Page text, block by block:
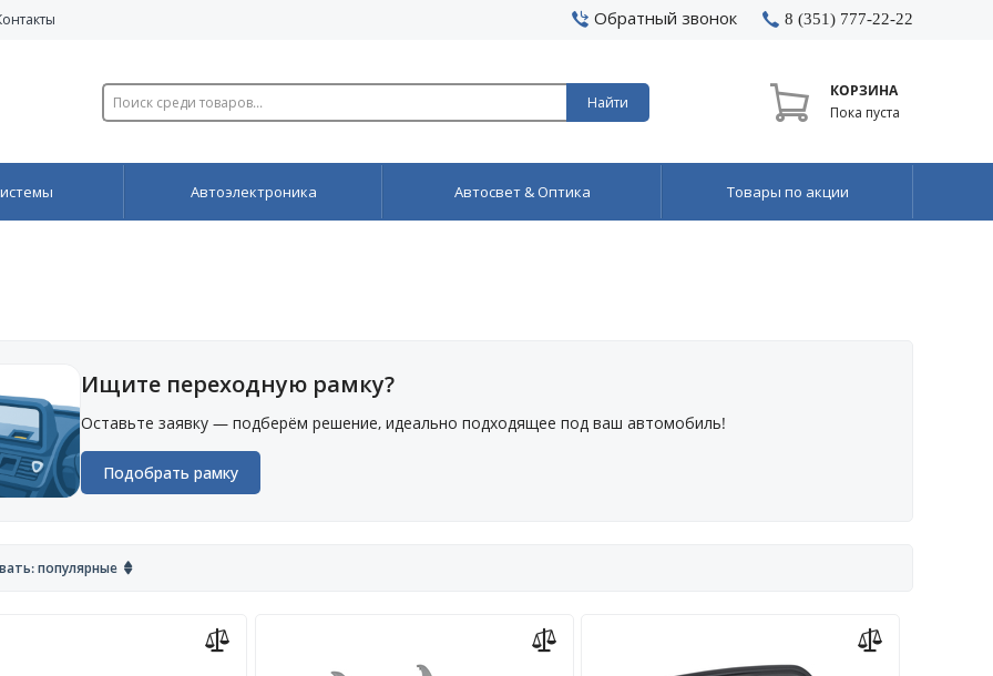
Обратный звонок 8 (351) 777-22-22
Найти
КОРЗИНА
Пока пуста
Автоэлектроника Автосвет & Оптика Товары по акции
Ищите переходную рамку?
Оставьте заявку — подберём решение, идеально подходящее под ваш автомобиль!
Подобрать рамку
популярные